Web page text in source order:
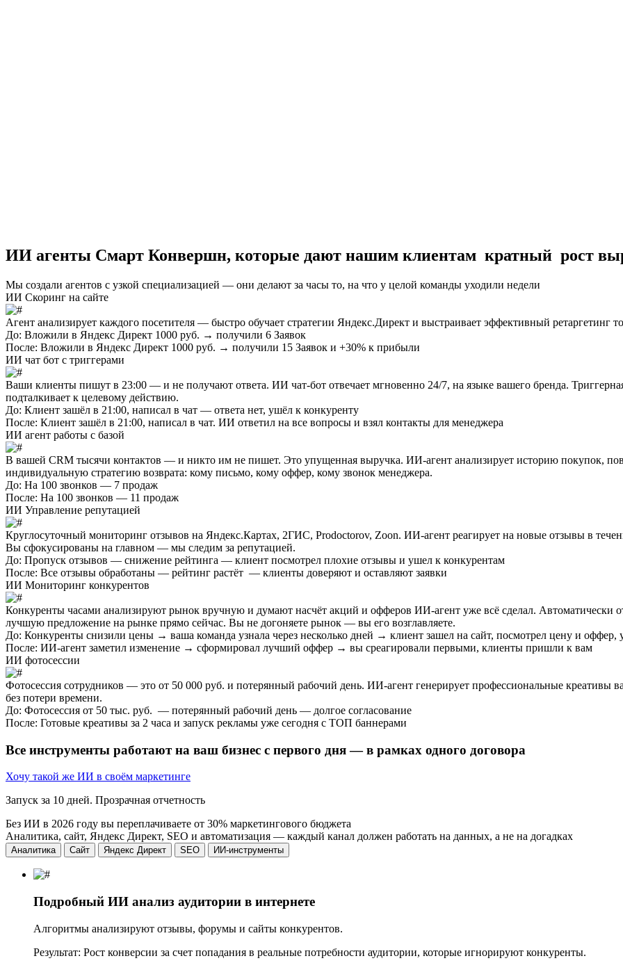
ИИ агенты Смарт Конвершн, которые дают нашим клиентам кратный рост
Мы создали агентов с узкой специализацией — они делают за часы то, на что у целой команды уходили недели
ИИ Скоринг на сайте
Агент анализирует каждого посетителя — быстро обучает стратегии Яндекс.Директ и выстраивает эффективный ретаргетинг
До: Вложили в Яндекс Директ 1000 руб. → получили 6 Заявок
После: Вложили в Яндекс Директ 1000 руб. → получили 15 Заявок и +30% к прибыли
ИИ чат бот с триггерами
Ваши клиенты пишут в 23:00 — и не получают ответа. ИИ чат-бот отвечает мгновенно 24/7, на языке вашего бренда.
подталкивает к целевому действию.
До: Клиент зашёл в 21:00, написал в чат — ответа нет, ушёл к конкуренту
После: Клиент зашёл в 21:00, написал в чат. ИИ ответил на все вопросы и взял контакты для менеджера
ИИ агент работы с базой
В вашей CRM тысячи контактов — и никто им не пишет. Это упущенная выручка. ИИ-агент анализирует историю покупок,
индивидуальную стратегию возврата: кому письмо, кому оффер, кому звонок менеджера.
До: На 100 звонков — 7 продаж
После: На 100 звонков — 11 продаж
ИИ Управление репутацией
Круглосуточный мониторинг отзывов на Яндекс.Картах, 2ГИС, Prodoctorov, Zoon. ИИ-агент реагирует на новые отзывы в
Вы сфокусированы на главном — мы следим за репутацией.
До: Пропуск отзывов — снижение рейтинга — клиент посмотрел плохие отзывы и ушел к конкурентам
После: Все отзывы обработаны — рейтинг растёт — клиенты доверяют и оставляют заявки
ИИ Мониторинг конкурентов
Конкуренты часами анализируют рынок вручную и думают насчёт акций и офферов ИИ-агент уже всё сделал. Автоматически
лучшую предложение на рынке прямо сейчас. Вы не догоняете рынок — вы его возглавляете.
До: Конкуренты снизили цены → ваша команда узнала через несколько дней → клиент зашел на сайт, посмотрел цену и оффер,
После: ИИ-агент заметил изменение → сформировал лучший оффер → вы среагировали первыми, клиенты пришли к вам
ИИ фотосессии
Фотосессия сотрудников — это от 50 000 руб. и потерянный рабочий день. ИИ-агент генерирует профессиональные креативы
без потери времени.
До: Фотосессия от 50 тыс. руб. — потерянный рабочий день — долгое согласование
После: Готовые креативы за 2 часа и запуск рекламы уже сегодня с ТОП баннерами
Все инструменты работают на ваш бизнес с первого дня — в рамках одного договора
Хочу такой же ИИ в своём маркетинге
Запуск за 10 дней. Прозрачная отчетность
Без ИИ в 2026 году вы переплачиваете от 30% маркетингового бюджета
Аналитика, сайт, Яндекс Директ, SEO и автоматизация — каждый канал должен работать на данных, а не на догадках
Аналитика Сайт Яндекс Директ SEO ИИ-инструменты
Подробный ИИ анализ аудитории в интернете
Алгоритмы анализируют отзывы, форумы и сайты конкурентов.
Результат: Рост конверсии за счет попадания в реальные потребности аудитории, которые игнорируют конкуренты.